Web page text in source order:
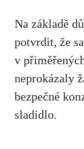
Na základě
potvrdit, že
v
neprokázaly
bezpečné
sladidlo.